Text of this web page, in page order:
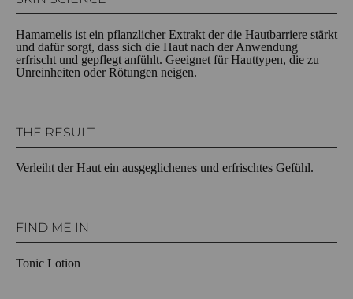
Hamamelis ist ein pflanzlicher Extrakt der die Hautbarriere stärkt
und dafür sorgt, dass sich die Haut nach der Anwendung
erfrischt und gepflegt anfühlt. Geeignet für Hauttypen, die zu
Unreinheiten oder Rötungen neigen.
THE RESULT
Verleiht der Haut ein ausgeglichenes und erfrischtes Gefühl.
FIND ME IN
Tonic Lotion